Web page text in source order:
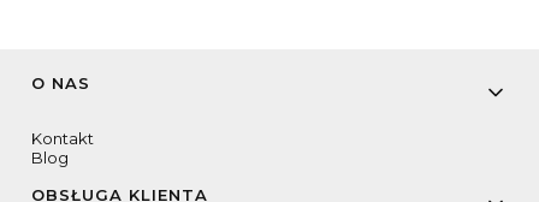
Linki w stopce
O NAS
Kontakt
Blog
OBSŁUGA KLIENTA